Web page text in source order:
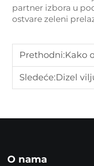
partner izbora u
ostvare zeleni
Prethodni:Kako
Sledeće:Dizel
O nama